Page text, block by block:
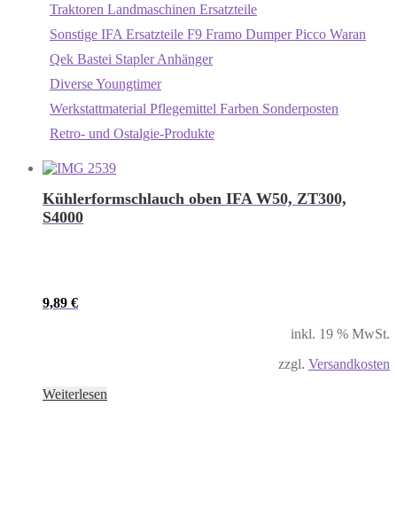
Traktoren Landmaschinen Ersatzteile
Sonstige IFA Ersatzteile F9 Framo Dumper Picco Waran
Qek Bastei Stapler Anhänger
Diverse Youngtimer
Werkstattmaterial Pflegemittel Farben Sonderposten
Retro- und Ostalgie-Produkte
Kühlerformschlauch oben IFA W50, ZT300,
S4000
9,89 €
inkl. 19 % MwSt.
zzgl. Versandkosten
Weiterlesen